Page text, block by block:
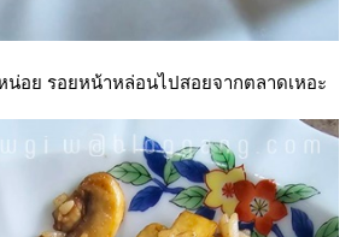
อย รอยหน้าหล่อนไปสอยจากตลาดเหอะ